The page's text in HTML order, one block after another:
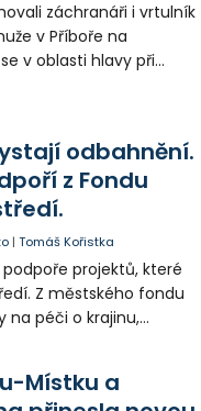
záchranáři i vrtulník
v Příboře na
v oblasti hlavy při
odbahnění.
z Fondu
|Tomáš Kořistka
projektů, které
Z městského fondu
na péči o krajinu,
Místku a